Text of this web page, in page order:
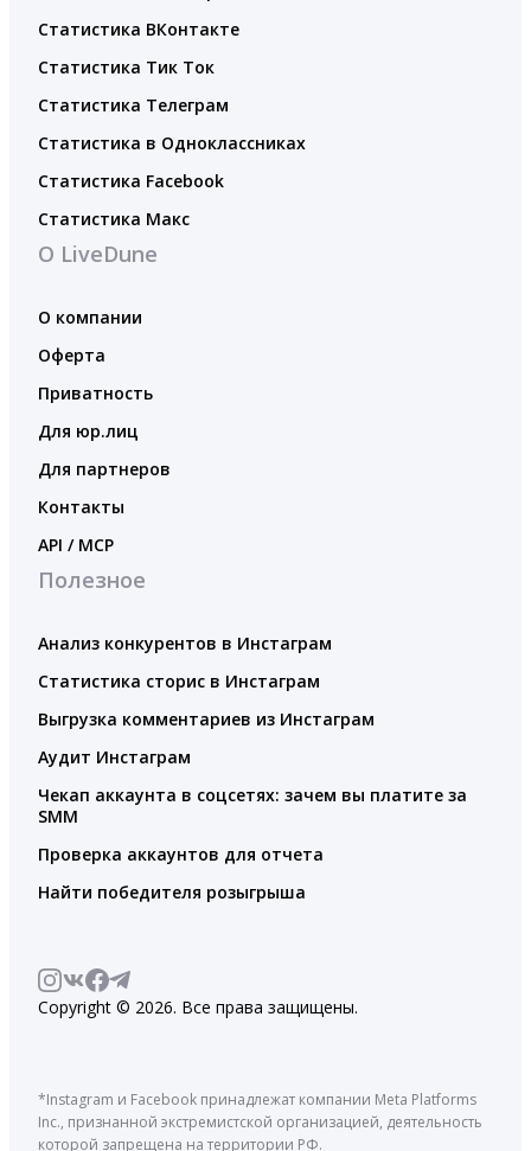
Статистика ВКонтакте
Статистика Тик Ток
Статистика Телеграм
Статистика в Одноклассниках
Статистика Facebook
Статистика Макс
О LiveDune
О компании
Оферта
Приватность
Для юр.лиц
Для партнеров
Контакты
API / MCP
Полезное
Анализ конкурентов в Инстаграм
Статистика сторис в Инстаграм
Выгрузка комментариев из Инстаграм
Аудит Инстаграм
Чекап аккаунта в соцсетях: зачем вы платите за
SMM
Проверка аккаунтов для отчета
Найти победителя розыгрыша
Copyright © 2026. Все права защищены.
*Instagram и Facebook принадлежат компании Meta Platforms
Inc., признанной экстремистской организацией, деятельность
которой запрещена на территории РФ.